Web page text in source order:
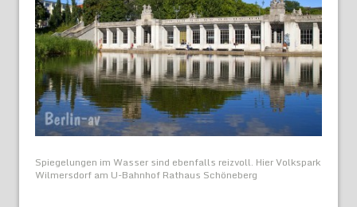
Spiegelungen im Wasser sind ebenfalls reizvoll. Hier Volkspark
Wilmersdorf am U-Bahnhof Rathaus Schöneberg